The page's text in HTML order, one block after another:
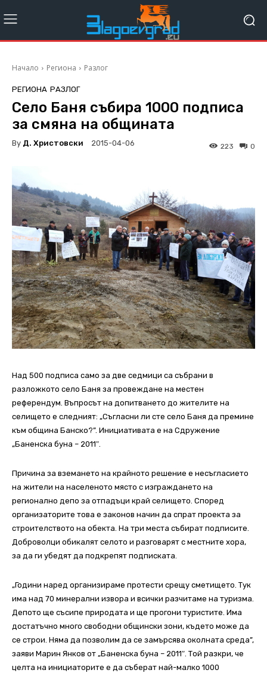
Начало Региона Разлог
РЕГИОНА РАЗЛОГ
Село Баня събира 1000 подписа
за смяна на общината
By Д. Христовски 2015-04-06 0
223
Над 500 подписа само за две седмици са събрани в
разложкото село Баня за провеждане на местен
референдум. Въпросът на допитването до жителите на
селището е следният: „Съгласни ли сте село Баня да премине
към община Банско?”. Инициативата е на Сдружение
„Баненска буна – 2011″.
Причина за вземането на крайното решение е несъгласието
на жители на населеното място с изграждането на
регионално депо за отпадъци край селището. Според
организаторите това е законов начин да спрат проекта за
строителството на обекта. На три места събират подписите.
Доброволци обикалят селото и разговарят с местните хора,
за да ги убедят да подкрепят подписката.
„Години наред организираме протести срещу сметището. Тук
има над 70 минерални извора и всички разчитаме на туризма.
Депото ще съсипе природата и ще прогони туристите. Има
достатъчно много свободни общински зони, където може да
се строи. Няма да позволим да се замърсява околната среда”,
заяви Марин Янков от „Баненска буна – 2011″. Той разкри, че
целта на инициаторите е да съберат най-малко 1000